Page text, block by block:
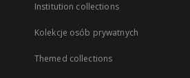
Institution collections
Kolekcje osób prywatnych
Themed collections